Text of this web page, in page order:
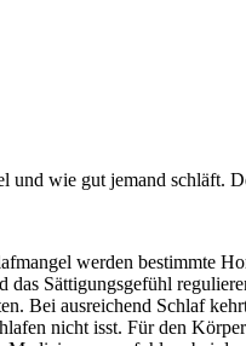
wie gut jemand schläft.
werden bestimmte
Sättigungsgefühl
Bei ausreichend Schlaf
nicht isst. Für den